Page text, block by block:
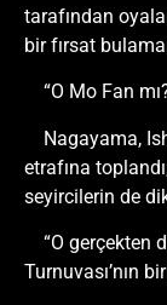
tarafından
bir fırsat
“O Mo Fan
Nagayama,
etrafına
seyircilerin de
“O gerçekten
Turnuvası’nın